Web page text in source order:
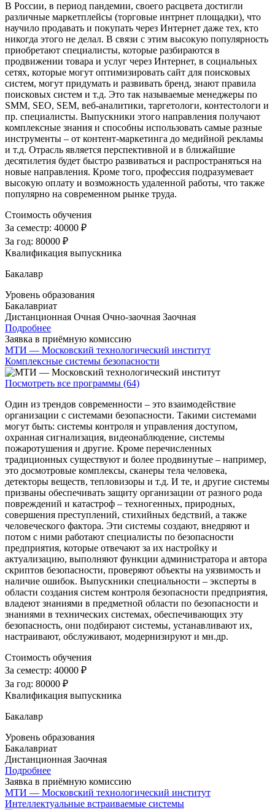
В России, в период пандемии, своего расцвета достигли
различные маркетплейсы (торговые интрнет площадки), что
научило продавать и покупать через Интернет даже тех, кто
никогда этого не делал. В связи с этим высокую популярность
приобретают специалисты, которые разбираются в
продвижении товара и услуг через Интернет, в социальных
сетях, которые могут оптимизировать сайт для поисковых
систем, могут придумать и развивать бренд, знают правила
поисковых систем и т.д. Это так называемые менеджеры по
SMM, SEO, SEM, веб-аналитики, таргетологи, контестологи и
пр. специалисты. Выпускники этого направления получают
комплексные знания и способны использовать самые разные
инструменты – от контент-маркетинга до медийной рекламы
и т.д. Отрасль является перспективной и в ближайшие
десятилетия будет быстро развиваться и распространяться на
новые направления. Кроме того, профессия подразумевает
высокую оплату и возможность удаленной работы, что также
популярно на современном рынке труда.
Стоимость обучения
За семестр: 40000 ₽
За год: 80000 ₽
Квалификация выпускника
Бакалавр
Уровень образования
Бакалавриат
Дистанционная Очная Очно-заочная Заочная
Подробнее
Заявка в приёмную комиссию
МТИ — Московский технологический институт
Комплексные системы безопасности
Посмотреть все программы (64)
Один из трендов современности – это взаимодействие
организации с системами безопасности. Такими системами
могут быть: системы контроля и управления доступом,
охранная сигнализация, видеонаблюдение, системы
пожаротушения и другие. Кроме перечисленных
традиционных существуют и более продвинутые – например,
это досмотровые комплексы, сканеры тела человека,
детекторы веществ, тепловизоры и т.д. И те, и другие системы
призваны обеспечивать защиту организации от разного рода
повреждений и катастроф – техногенных, природных,
совершения преступлений, стихийных бедствий, а также
человеческого фактора. Эти системы создают, внедряют и
потом с ними работают специалисты по безопасности
предприятия, которые отвечают за их настройку и
актуализацию, выполняют функции администратора и автора
скриптов безопасности, проверяют объекты на уязвимость и
наличие ошибок. Выпускники специальности – эксперты в
области создания систем контроля безопасности предприятия,
владеют знаниями в предметной области по безопасности и
знаниями в технических системах, обеспечивающих эту
безопасность, они подбирают системы, устанавливают их,
настраивают, обслуживают, модернизируют и мн.др.
Стоимость обучения
За семестр: 40000 ₽
За год: 80000 ₽
Квалификация выпускника
Бакалавр
Уровень образования
Бакалавриат
Дистанционная Заочная
Подробнее
Заявка в приёмную комиссию
МТИ — Московский технологический институт
Интеллектуальные встраиваемые системы